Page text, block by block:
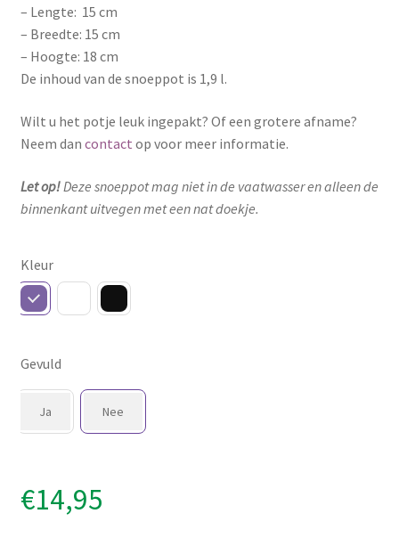
– Lengte: 15 cm
– Breedte: 15 cm
– Hoogte: 18 cm
De inhoud van de snoeppot is 1,9 l.
Wilt u het potje leuk ingepakt? Of een grotere afname?
Neem dan contact op voor meer informatie.
Let op!Deze snoeppot mag niet in de vaatwasser en alleen de
binnenkant uitvegen met een nat doekje.
Kleur
Gevuld
Ja Nee
€14,95